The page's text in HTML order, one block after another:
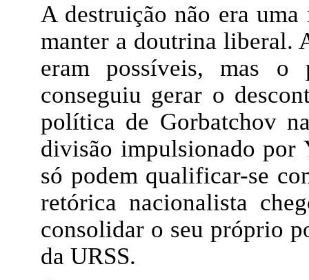
A destruição não era
manter a doutrina liberal.
eram possíveis, mas o
conseguiu gerar o
política de Gorbatchov
divisão impulsionado por
só podem qualificar-se
retórica nacionalista
consolidar o seu próprio
da URSS.